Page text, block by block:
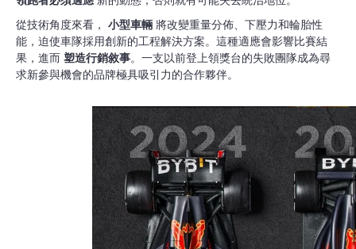
從技術角度來看， 小型車輛 將改變重量分佈、下壓力和輪胎性
能，迫使車隊採用創新的工程解決方案。這種適應會影響比賽結
果，進而 塑造行銷敘事。一支以前登上領獎台的失敗團隊成為尋
求新參與機會的品牌極具吸引力的合作夥伴。